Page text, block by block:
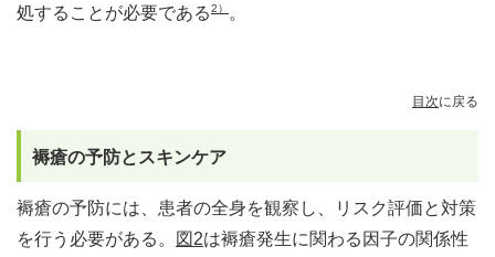
処することが必要である2） 。
目次に戻る
褥瘡の予防とスキンケア
褥瘡の予防には、患者の全身を観察し、リスク評価と対策
を行う必要がある。
図2は褥瘡発生に関わる因子の関係性